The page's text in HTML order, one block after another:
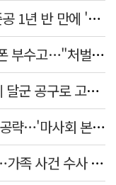
"아파트 외벽 테라스가 통째로"…준공 1년 반 만에 '아찔 사고'
전북 경찰 간부 '女교사 몰카' 아들 폰 부수고…"처벌 못하는 사안" 내부망에 글
'외도 의심' 아내 화장실에 묶고 불에 달군 공구로 고문…남편 검거
김병삼 경북 영천시장, 이번엔 국회 공략…'마사회 본사 이전·광역교통망 확충' 요청
경찰, 9월 초부터 상피제 전격 실시…가족 사건 수사 못해